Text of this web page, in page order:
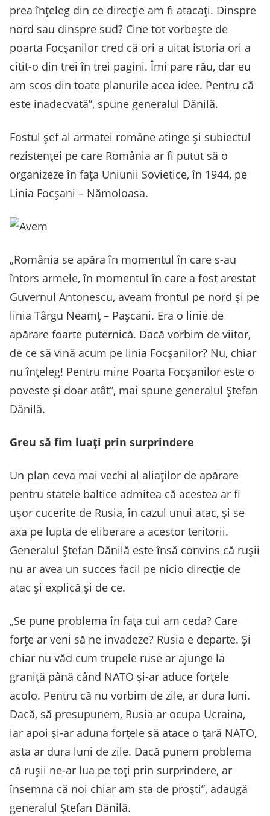
prea înțeleg din ce direcție am fi atacați. Dinspre
nord sau dinspre sud? Cine tot vorbește de
poarta Focșanilor cred că ori a uitat istoria ori a
citit-o din trei în trei pagini. Îmi pare rău, dar eu
am scos din toate planurile acea idee. Pentru că
este inadecvată”, spune generalul Dănilă.
Fostul șef al armatei române atinge și subiectul
rezistenței pe care România ar fi putut să o
organizeze în fața Uniunii Sovietice, în 1944, pe
Linia Focșani – Nămoloasa.
„România se apăra în momentul în care s-au
întors armele, în momentul în care a fost arestat
Guvernul Antonescu, aveam frontul pe nord și pe
linia Târgu Neamț – Pașcani. Era o linie de
apărare foarte puternică. Dacă vorbim de viitor,
de ce să vină acum pe linia Focșanilor? Nu, chiar
nu înțeleg! Pentru mine Poarta Focșanilor este o
poveste și doar atât”, mai spune generalul Ștefan
Dănilă.
Greu să fim luați prin surprindere
Un plan ceva mai vechi al aliaților de apărare
pentru statele baltice admitea că acestea ar fi
ușor cucerite de Rusia, în cazul unui atac, și se
axa pe lupta de eliberare a acestor teritorii.
Generalul Ștefan Dănilă este însă convins că rușii
nu ar avea un succes facil pe nicio direcție de
atac și explică și de ce.
„Se pune problema în fața cui am ceda? Care
forțe ar veni să ne invadeze? Rusia e departe. Și
chiar nu văd cum trupele ruse ar ajunge la
graniță până când NATO și-ar aduce forțele
acolo. Pentru că nu vorbim de zile, ar dura luni.
Dacă, să presupunem, Rusia ar ocupa Ucraina,
iar apoi și-ar aduna forțele să atace o țară NATO,
asta ar dura luni de zile. Dacă punem problema
că rușii ne-ar lua pe toți prin surprindere, ar
însemna că noi chiar am sta de proști”, adaugă
generalul Ștefan Dănilă.